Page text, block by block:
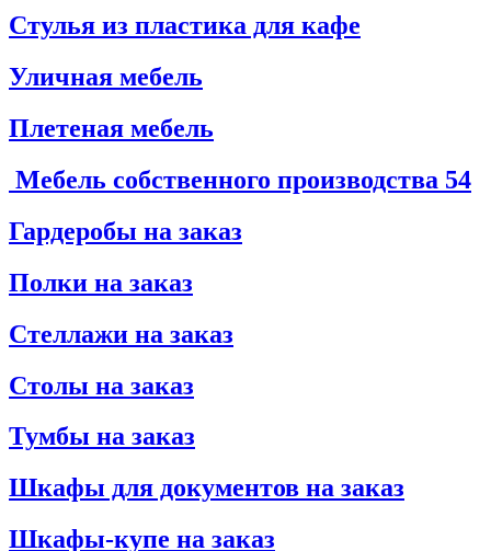
Стулья из пластика для кафе
Уличная мебель
Плетеная мебель
Мебель собственного производства 54
Гардеробы на заказ
Полки на заказ
Стеллажи на заказ
Столы на заказ
Тумбы на заказ
Шкафы для документов на заказ
Шкафы-купе на заказ